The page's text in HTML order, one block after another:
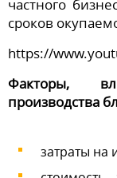
частного
сроков
https://
Факторы,
производства
затраты на